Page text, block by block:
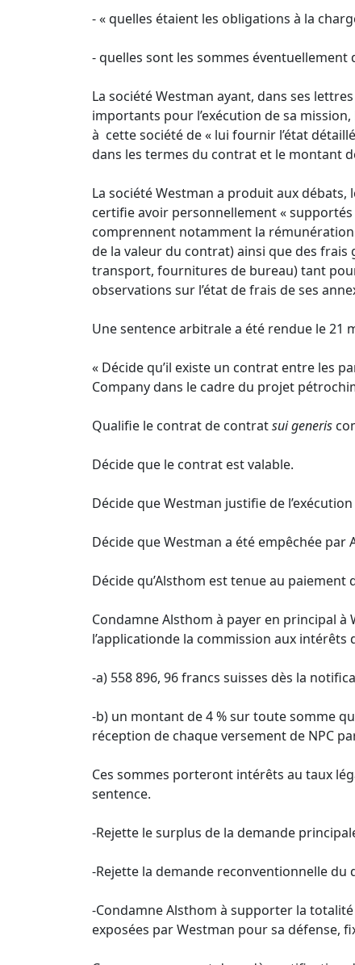
- « quelles étaient les obligations à la
- quelles sont les sommes éventuellement
La société Westman ayant, dans ses
importants pour l’exécution de sa
à cette société de « lui fournir l’état
dans les termes du contrat et le montant
La société Westman a produit aux débats,
certifie avoir personnellement «
comprennent notamment la rémunération
de la valeur du contrat) ainsi que des
transport, fournitures de bureau) tant
observations sur l’état de frais de ses
Une sentence arbitrale a été rendue le 21
« Décide qu’il existe un contrat entre les
Company dans le cadre du projet
Qualifie le contrat de contratsui generis
Décide que le contrat est valable.
Décide que Westman justifie de
Décide que Westman a été empêchée par
Décide qu’Alsthom est tenue au
Condamne Alsthom à payer en principal à
l’applicationde la commission aux
-a) 558 896, 96 francs suisses dès la
-b) un montant de 4 % sur toute somme
réception de chaque versement de NPC
Ces sommes porteront intérêts au taux
sentence.
-Rejette le surplus de la demande
-Rejette la demande reconventionnelle du
-Condamne Alsthom à supporter la
exposées par Westman pour sa défense,